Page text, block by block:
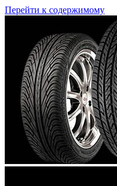
Перейти к содержимому